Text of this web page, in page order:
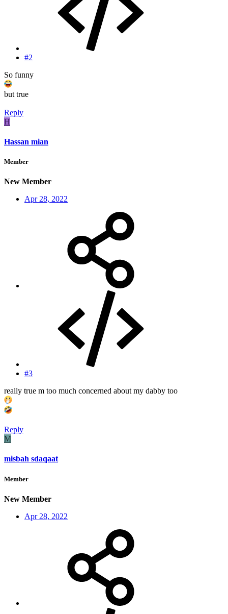
#2
So funny
but true
Reply
H
Hassan mian
Member
New Member
Apr 28, 2022
#3
really true m too much concerned about my dabby too
Reply
M
misbah sdaqaat
Member
New Member
Apr 28, 2022